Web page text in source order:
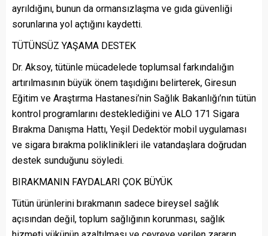
ayrıldığını, bunun da ormansızlaşma ve gıda güvenliği
sorunlarına yol açtığını kaydetti.
TÜTÜNSÜZ YAŞAMA DESTEK
Dr. Aksoy, tütünle mücadelede toplumsal farkındalığın
artırılmasının büyük önem taşıdığını belirterek, Giresun
Eğitim ve Araştırma Hastanesi’nin Sağlık Bakanlığı’nın tütün
kontrol programlarını desteklediğini ve ALO 171 Sigara
Bırakma Danışma Hattı, Yeşil Dedektör mobil uygulaması
ve sigara bırakma poliklinikleri ile vatandaşlara doğrudan
destek sunduğunu söyledi.
BIRAKMANIN FAYDALARI ÇOK BÜYÜK
Tütün ürünlerini bırakmanın sadece bireysel sağlık
açısından değil, toplum sağlığının korunması, sağlık